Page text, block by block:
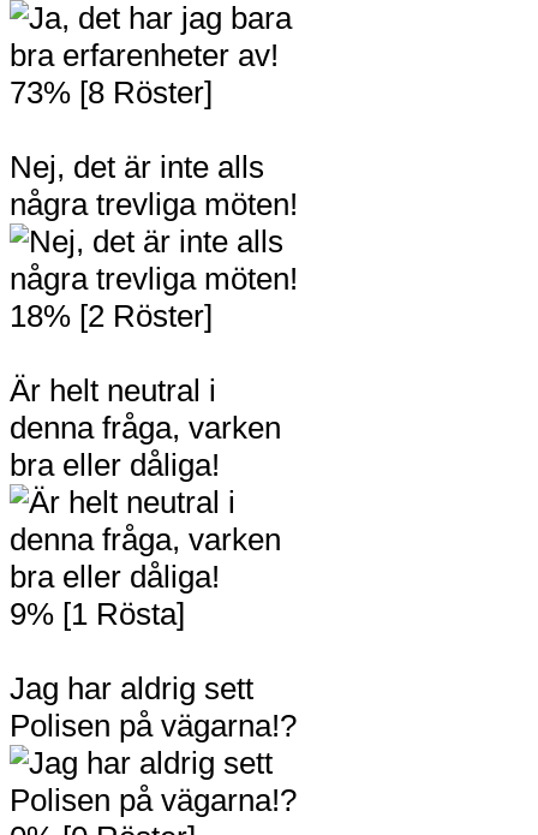
73% [8 Röster]
Nej, det är inte alls
några trevliga möten!
18% [2 Röster]
Är helt neutral i
denna fråga, varken
bra eller dåliga!
9% [1 Rösta]
Jag har aldrig sett
Polisen på vägarna!?